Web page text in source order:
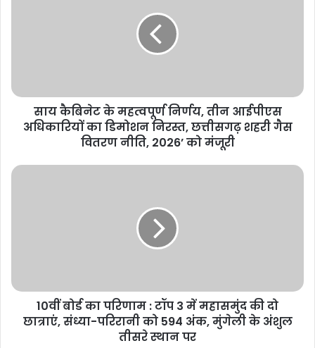
साय कैबिनेट के महत्वपूर्ण निर्णय, तीन आईपीएस
अधिकारियों का डिमोशन निरस्त, छत्तीसगढ़ शहरी गैस
वितरण नीति, 2026’ को मंजूरी
10वीं बोर्ड का परिणाम : टॉप 3 में महासमुंद की दो
छात्राएं, संध्या-परिरानी को 594 अंक, मुंगेली के अंशुल
तीसरे स्थान पर